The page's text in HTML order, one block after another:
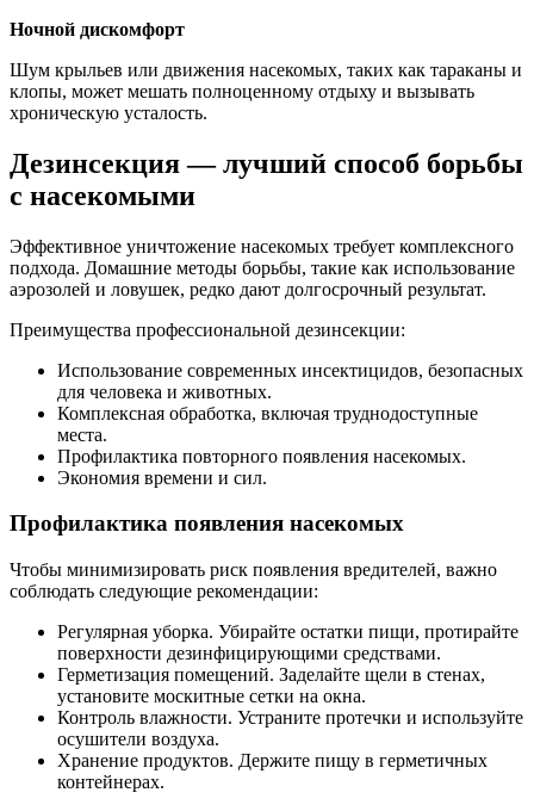
Ночной дискомфорт
Шум крыльев или движения насекомых, таких как тараканы и
клопы, может мешать полноценному отдыху и вызывать
хроническую усталость.
Дезинсекция — лучший способ борьбы
с насекомыми
Эффективное уничтожение насекомых требует комплексного
подхода. Домашние методы борьбы, такие как использование
аэрозолей и ловушек, редко дают долгосрочный результат.
Преимущества профессиональной дезинсекции:
Использование современных инсектицидов, безопасных
для человека и животных.
Комплексная обработка, включая труднодоступные
места.
Профилактика повторного появления насекомых.
Экономия времени и сил.
Профилактика появления насекомых
Чтобы минимизировать риск появления вредителей, важно
соблюдать следующие рекомендации:
Регулярная уборка. Убирайте остатки пищи, протирайте
поверхности дезинфицирующими средствами.
Герметизация помещений. Заделайте щели в стенах,
установите москитные сетки на окна.
Контроль влажности. Устраните протечки и используйте
осушители воздуха.
Хранение продуктов. Держите пищу в герметичных
контейнерах.